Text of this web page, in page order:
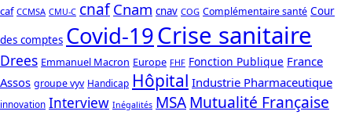
caf CCMSA CMU-C cnaf Cnam cnav COG Complémentaire santé Cour
des comptes Covid-19Crise sanitaire
Drees Emmanuel Macron Europe FHF Fonction Publique France
Assos groupe vyv Handicap Hôpital Industrie Pharmaceutique
innovation Interview Inégalités MSAMutualité Française